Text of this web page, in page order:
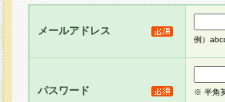
メールアドレス
例）
パスワード ※ 半角